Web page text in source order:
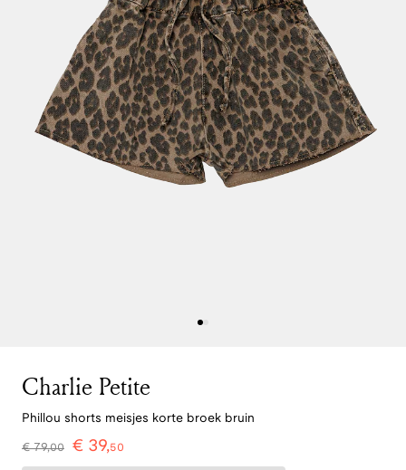
Charlie Petite
Phillou shorts meisjes korte broek bruin
€79,00 € 39,50